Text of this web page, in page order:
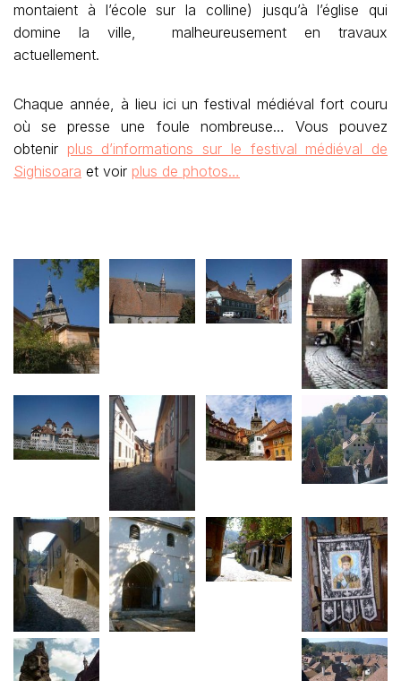
montaient à l’école sur la colline) jusqu’à l’église qui
domine la ville, malheureusement en travaux
actuellement.
Chaque année, à lieu ici un festival médiéval fort couru
où se presse une foule nombreuse… Vous pouvez
obtenir plus d’informations sur le festival médiéval de
Sighisoara et voir plus de photos…